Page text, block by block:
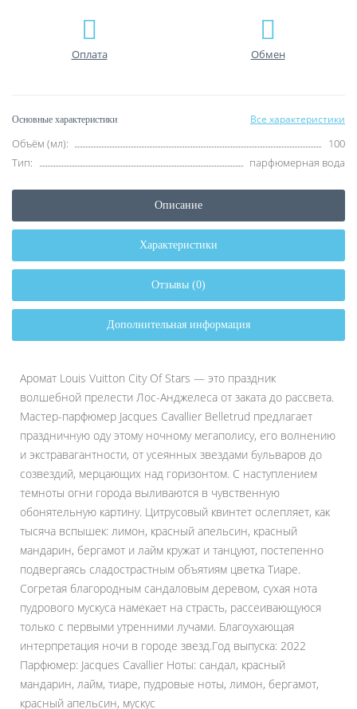
Оплата Обмен
Основные характеристики Все характеристики
Объём (мл):
100
Тип:
парфюмерная вода
Описание
Характеристики
Отзывы (0)
Дополнительная информация
Аромат Louis Vuitton City Of Stars — это праздник
волшебной прелести Лос-Анджелеса от заката до рассвета.
Мастер-парфюмер Jacques Cavallier Belletrud предлагает
праздничную оду этому ночному мегаполису, его волнению
и экстравагантности, от усеянных звездами бульваров до
созвездий, мерцающих над горизонтом. С наступлением
темноты огни города выливаются в чувственную
обонятельную картину. Цитрусовый квинтет ослепляет, как
тысяча вспышек: лимон, красный апельсин, красный
мандарин, бергамот и лайм кружат и танцуют, постепенно
подвергаясь сладострастным объятиям цветка Тиаре.
Согретая благородным сандаловым деревом, сухая нота
пудрового мускуса намекает на страсть, рассеивающуюся
только с первыми утренними лучами. Благоухающая
интерпретация ночи в городе звезд.Год выпуска: 2022
Парфюмер: Jacques Cavallier Ноты: сандал, красный
мандарин, лайм, тиаре, пудровые ноты, лимон, бергамот,
красный апельсин, мускус